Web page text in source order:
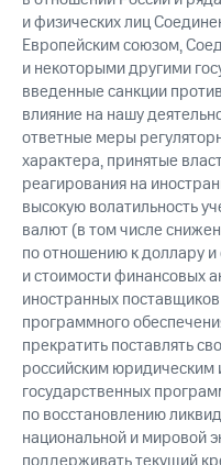
и физических лиц
Европейским союзом,
и некоторыми другими
введенные санкции
влияние на нашу
ответные меры
характера, принятые
реагирования на
высокую волатильность
валют (в том числе
по отношению к доллару
и стоимости финансовых
иностранных поставщиков
программного
прекратить поставлять
российским юридическим
государственных
по восстановлению
национальной и мировой